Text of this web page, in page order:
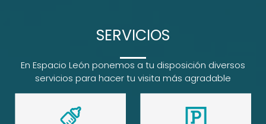
SERVICIOS
En Espacio León ponemos a tu disposición diversos
servicios para hacer tu visita más agradable